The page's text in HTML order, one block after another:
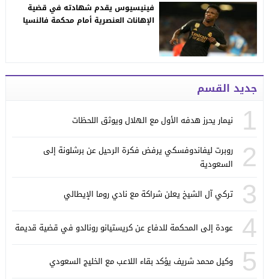
فينيسيوس يقدم شهادته في قضية
الإهانات العنصرية أمام محكمة فالنسيا
جديد القسم
1 نيمار يحرز هدفه الأول مع الهلال ويوثق اللحظات
2
روبرت ليفاندوفسكي يرفض فكرة الرحيل عن برشلونة إلى
السعودية
3 تركي آل الشيخ يعلن شراكة مع نادي روما الإيطالي
4 عودة إلى المحكمة للدفاع عن كريستيانو رونالدو في قضية قديمة
5 وكيل محمد شريف يؤكد بقاء اللاعب مع الخليج السعودي